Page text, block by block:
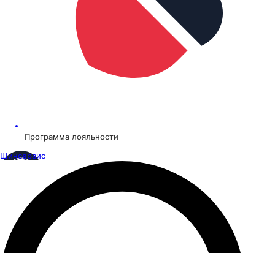
Программа лояльности
Шинсервис